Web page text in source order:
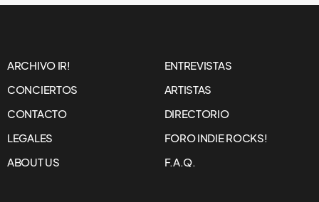
ARCHIVO IR!
ENTREVISTAS
CONCIERTOS
ARTISTAS
CONTACTO
DIRECTORIO
LEGALES
FORO INDIE ROCKS!
ABOUT US
F.A.Q.